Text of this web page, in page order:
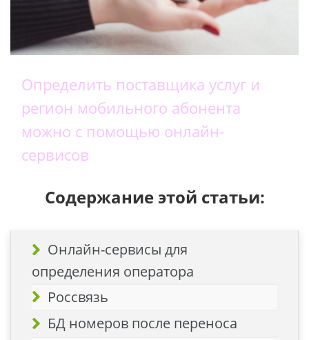
Определить поставщика услуг и
регион мобильного абонента
можно с помощью онлайн-
сервисов
Содержание этой статьи:
Онлайн-сервисы для
определения оператора
Россвязь
БД номеров после переноса